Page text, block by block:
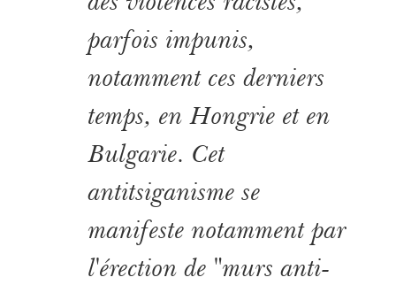
parfois impunis,
notamment ces derniers
temps, en Hongrie et en
Bulgarie. Cet
antitsiganisme se
manifeste notamment par
l'érection de "murs anti-